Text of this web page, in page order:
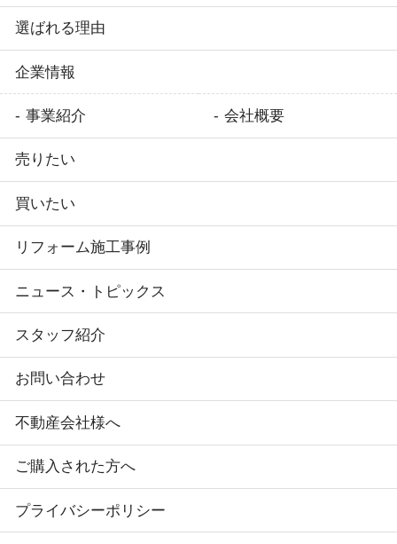
選ばれる理由
企業情報
事業紹介 会社概要
売りたい
買いたい
リフォーム施工事例
ニュース・トピックス
スタッフ紹介
お問い合わせ
不動産会社様へ
ご購入された方へ
プライバシーポリシー